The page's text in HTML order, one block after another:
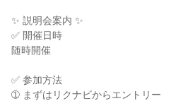
✨ 説明会案内 ✨
✅ 開催日時
随時開催
✅ 参加方法
➀ まずはリクナビからエントリー